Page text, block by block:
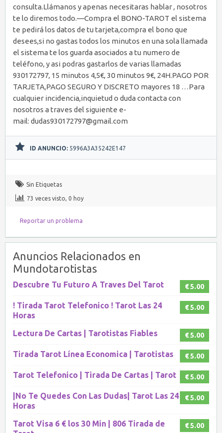
consulta.Llámanos y apenas necesitaras hablar , nosotros
te lo diremos todo.—Compra el BONO-TAROT el sistema
te pedirá los datos de tu tarjeta,compra el bono que
desees,si no gastas todos los minutos en una sola llamada
el sistema te los guarda asociados a tu numero de
teléfono, y asi podras gastarlos de varias llamadas
930172797, 15 minutos 4,5€, 30 minutos 9€, 24H.PAGO POR
TARJETA,PAGO SEGURO Y DISCRETO mayores 18 …Para
cualquier incidencia,inquietud o duda contacta con
nosotros a traves del siguiente e-
mail: dudas930172797@gmail.com
ID ANUNCIO: 5996A3A35242E147
Sin Etiquetas
73 veces visto, 0 hoy
Reportar un problema
Anuncios Relacionados en
Mundotarotistas
€ 5.00
Descubre Tu Futuro A Traves Del Tarot
€ 5.00
! Tirada Tarot Telefonico ! Tarot Las 24
Horas
€ 5.00
Lectura De Cartas | Tarotistas Fiables
€ 5.00
Tirada Tarot Línea Economica | Tarotistas
€ 5.00
Tarot Telefonico | Tirada De Cartas | Tarot
€ 5.00
|No Te Quedes Con Las Dudas| Tarot Las 24
Horas
€ 5.00
Tarot Visa 6 € los 30 Min | 806 Tirada de